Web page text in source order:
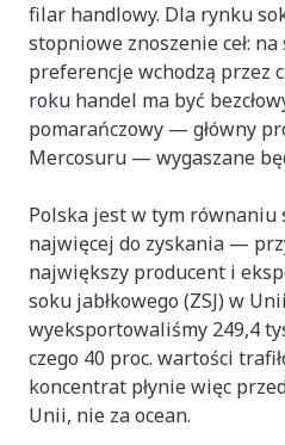
filar handlowy. Dla rynku
stopniowe znoszenie ceł: na
preferencje wchodzą przez
roku handel ma być
pomarańczowy — główny
Mercosuru — wygaszane
Polska jest w tym równaniu
najwięcej do zyskania —
największy producent i
soku jabłkowego (ZSJ) w
wyeksportowaliśmy 249,4
czego 40 proc. wartości
koncentrat płynie więc
Unii, nie za ocean.